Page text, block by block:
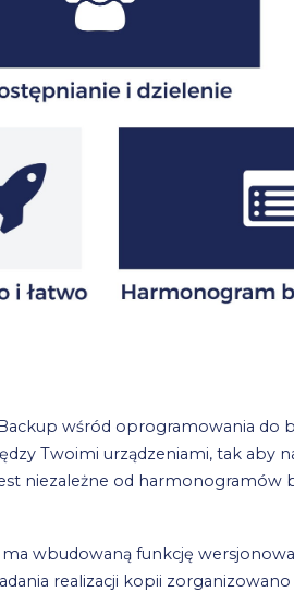
wśród oprogramowania do
Twoimi urządzeniami, tak aby
niezależne od
wbudowaną funkcję
realizacji kopii